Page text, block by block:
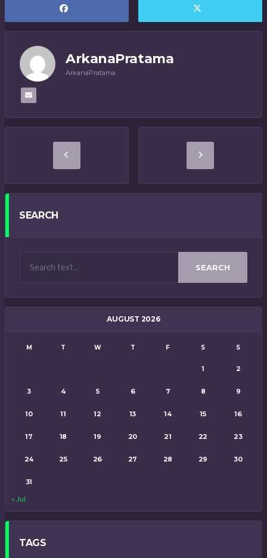
ArkanaPratama
ArkanaPratama
SEARCH
SEARCH
AUGUST 2026
M T W T F S S
1 2
3 4 5 6 7 8 9
10 11 12 13 14 15 16
17 18 19 20 21 22 23
24 25 26 27 28 29 30
31
« Jul
TAGS